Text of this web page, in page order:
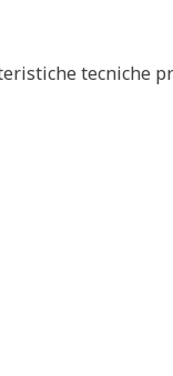
tecniche